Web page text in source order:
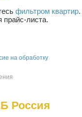
фильтром квартир.
прайс-листа.
на обработку
Россия